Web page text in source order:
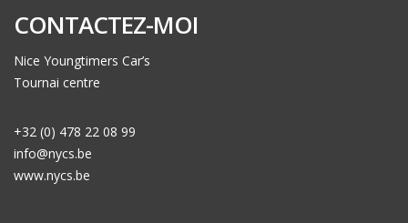
CONTACTEZ-MOI
Nice Youngtimers Car’s
Tournai centre
+32 (0) 478 22 08 99
info@nycs.be
www.nycs.be